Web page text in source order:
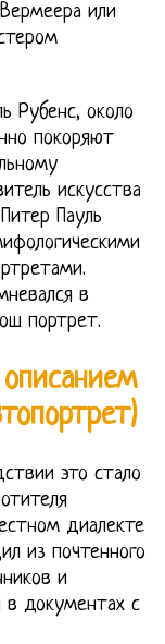
или
Рубенс, около
покоряют
искусства
Пауль
в
портрет.
это стало
диалекте
из почтенного
и
в документах с